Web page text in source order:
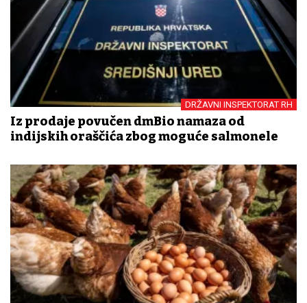
DRŽAVNI INSPEKTORAT RH
Iz prodaje povučen dmBio namaza od
indijskih oraščića zbog moguće salmonele